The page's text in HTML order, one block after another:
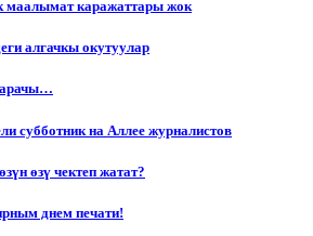
маалымат каражаттары жок
алгачкы окутуулар
субботник на Аллее журналистов
өзү чектеп жатат?
днем печати!